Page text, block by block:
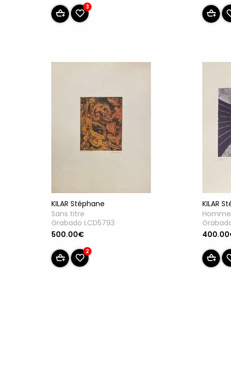
3
KILAR Stéphane
Sans titre
Grabado LCD5793
500.00€
2
KILAR